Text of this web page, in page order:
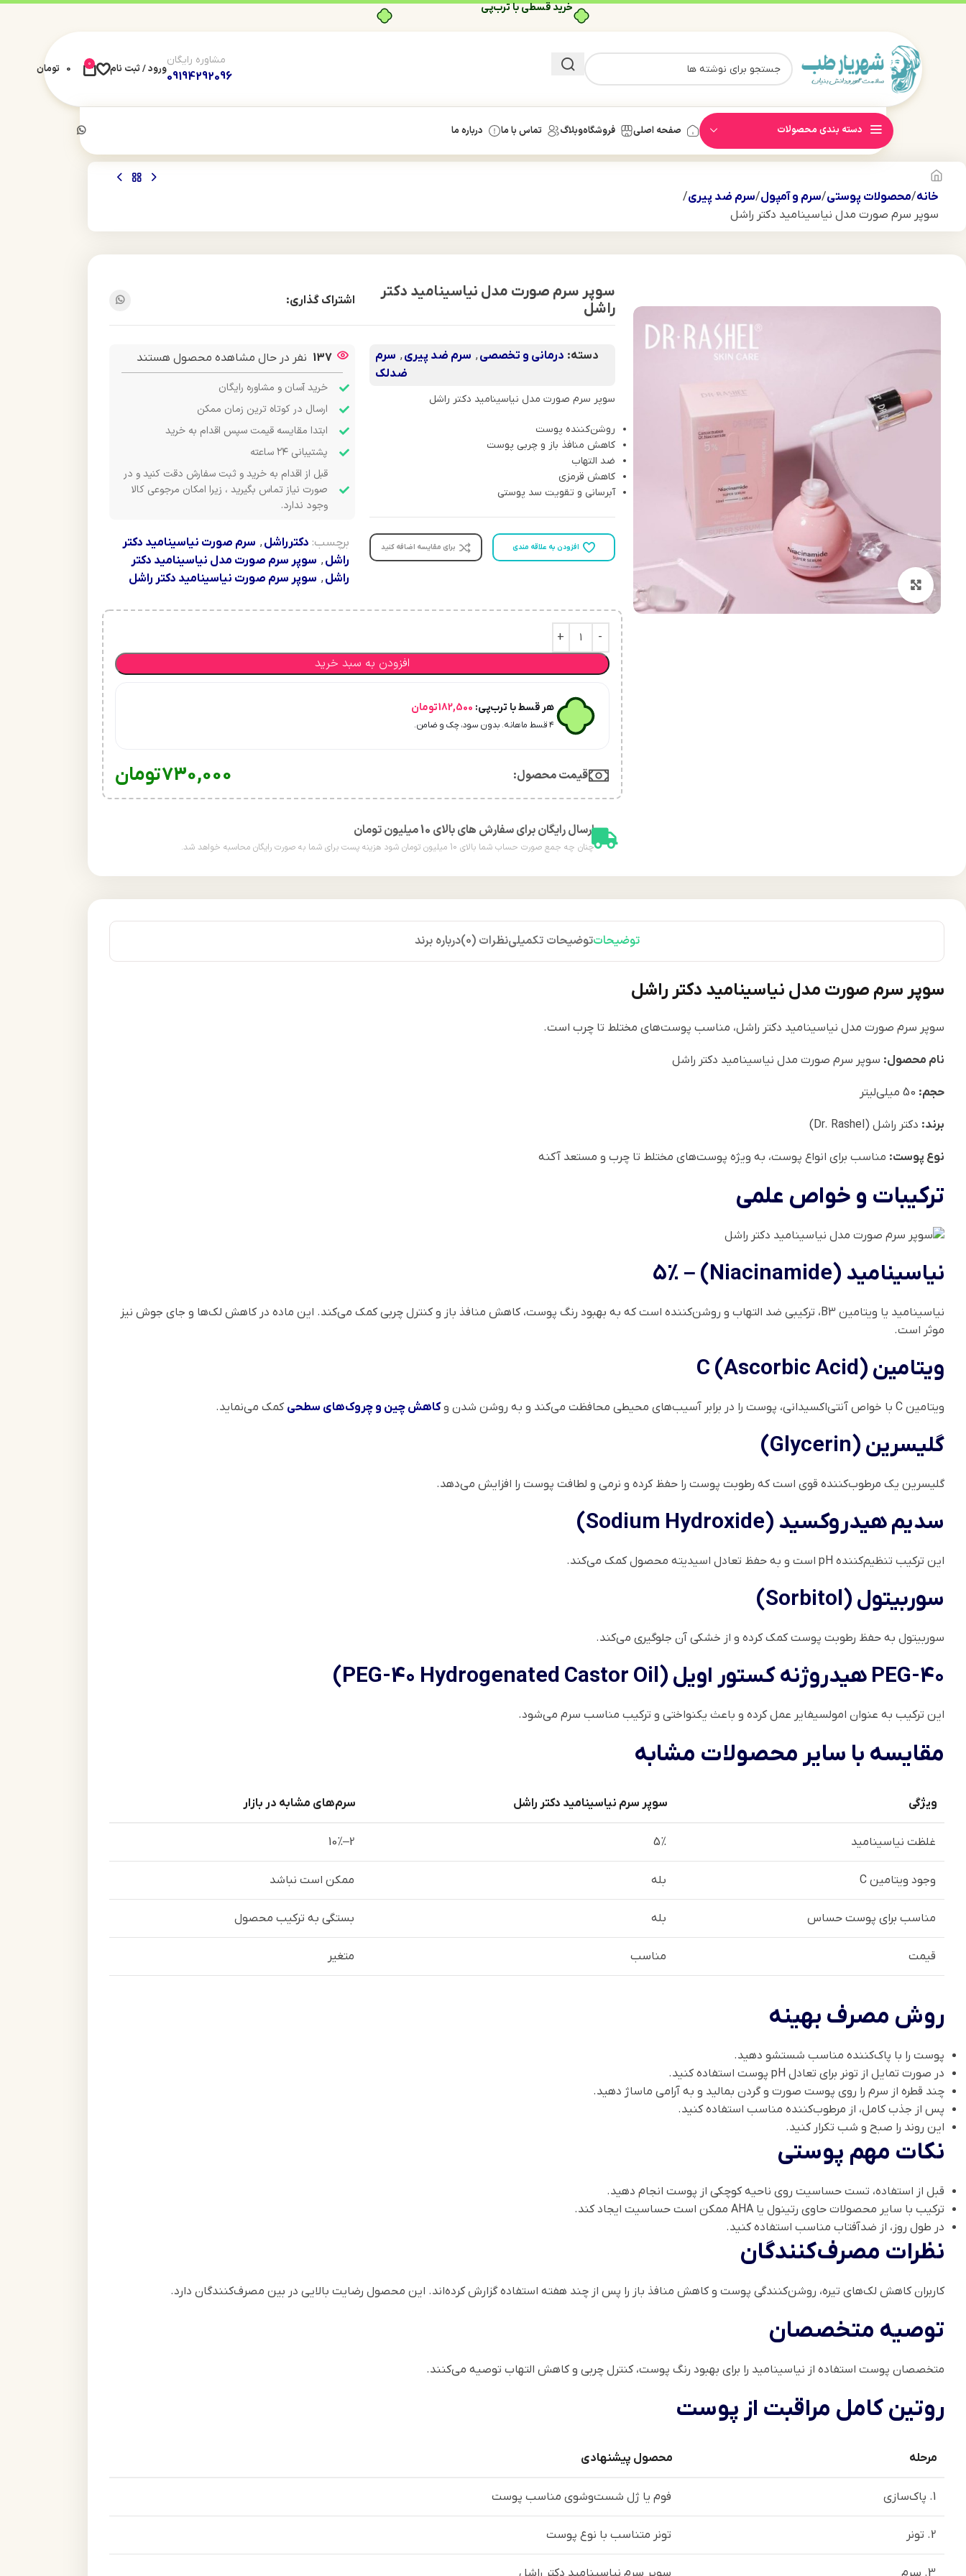
خرید قسطی با ترب‌پی
مشاوره رایگان
09194292096
ورود / ثبت نام 0
0 تومان
دسته بندی محصولات صفحه اصلی فروشگاهوبلاگ تماس با ما درباره ما
خانه محصولات پوستی سرم و آمپول سرم ضد پیری
سوپر سرم صورت مدل نیاسینامید دکتر راشل
بزرگنمایی تصویر
سوپر سرم صورت مدل نیاسینامید دکتر
راشل
اشتراک گذاری:
دسته: درمانی و تخصصی , سرم ضد پیری , سرم
ضدلک
سوپر سرم صورت مدل نیاسینامید دکتر راشل
روشن‌کننده پوست
کاهش منافذ باز و چربی پوست
ضد التهاب
کاهش قرمزی
آبرسانی و تقویت سد پوستی
افزودن به علاقه مندی برای مقایسه اضافه کنید
137 نفر در حال مشاهده محصول هستند
خرید آسان و مشاوره رایگان
ارسال در کوتاه ترین زمان ممکن
ابتدا مقایسه قیمت سپس اقدام به خرید
پشتیبانی ۲۴ ساعته
قبل از اقدام به خرید و ثبت سفارش دقت کنید و در
صورت نیاز تماس بگیرید ، زیرا امکان مرجوعی کالا
وجود ندارد.
برچسب: دکترراشل, سرم صورت نیاسینامید دکتر
راشل, سوپر سرم صورت مدل نیاسینامید دکتر
راشل, سوپر سرم صورت نیاسینامید دکتر راشل
افزودن به سبد خرید
هر قسط با ترب‌پی: 182,500تومان
۴ قسط ماهانه. بدون سود، چک و ضامن.
قیمت محصول:​ 730,000تومان
ارسال رایگان برای سفارش های بالای 10 میلیون تومان
چنان چه جمع صورت حساب شما بالای 10 میلیون تومان شود هزینه پست برای شما به صورت رایگان محاسبه خواهد شد.
توضیحاتتوضیحات تکمیلینظرات (0) درباره برند
سوپر سرم صورت مدل نیاسینامید دکتر راشل
سوپر سرم صورت مدل نیاسینامید دکتر راشل، مناسب پوست‌های مختلط تا چرب است.
نام محصول: سوپر سرم صورت مدل نیاسینامید دکتر راشل
حجم:
برند: دکتر راشل (Dr. Rashel)
نوع پوست: مناسب برای انواع پوست، به ویژه پوست‌های مختلط تا چرب و مستعد آکنه
ترکیبات و خواص علمی
نیاسینامید (Niacinamide) – 5%
نیاسینامید یا ویتامین B3، ترکیبی ضد التهاب و روشن‌کننده است که به بهبود رنگ پوست، کاهش منافذ باز و کنترل چربی کمک می‌کند. این ماده در کاهش لک‌ها و جای جوش نیز
موثر است.
ویتامین C (Ascorbic Acid)
ویتامین C با خواص آنتی‌اکسیدانی، پوست را در برابر آسیب‌های محیطی محافظت می‌کند و به روشن شدن و کاهش چین و چروک‌های سطحی کمک می‌نماید.
گلیسرین (Glycerin)
گلیسرین یک مرطوب‌کننده قوی است که رطوبت پوست را حفظ کرده و نرمی و لطافت پوست را افزایش می‌دهد.
سدیم هیدروکسید (Sodium Hydroxide)
این ترکیب تنظیم‌کننده pH است و به حفظ تعادل اسیدیته محصول کمک می‌کند.
سوربیتول (Sorbitol)
سوربیتول به حفظ رطوبت پوست کمک کرده و از خشکی آن جلوگیری می‌کند.
PEG-40 هیدروژنه کستور اویل (PEG-40 Hydrogenated Castor Oil)
این ترکیب به عنوان امولسیفایر عمل کرده و باعث یکنواختی و ترکیب مناسب سرم می‌شود.
مقایسه با سایر محصولات مشابه
ویژگی سوپر سرم نیاسینامید دکتر راشل سرم‌های مشابه در بازار
غلظت نیاسینامید 5%
2–10%
وجود ویتامین C بله ممکن است نباشد
مناسب برای پوست حساس بله بستگی به ترکیب محصول
قیمت مناسب متغیر
روش مصرف بهینه
پوست را با پاک‌کننده مناسب شستشو دهید.
در صورت تمایل از تونر برای تعادل pH پوست استفاده کنید.
چند قطره از سرم را روی پوست صورت و گردن بمالید و به آرامی ماساژ دهید.
پس از جذب کامل، از مرطوب‌کننده مناسب استفاده کنید.
این روند را صبح و شب تکرار کنید.
نکات مهم پوستی
قبل از استفاده، تست حساسیت روی ناحیه کوچکی از پوست انجام دهید.
ترکیب با سایر محصولات حاوی رتینول یا AHA ممکن است حساسیت ایجاد کند.
در طول روز، از ضدآفتاب مناسب استفاده کنید.
نظرات مصرف‌کنندگان
کاربران کاهش لک‌های تیره، روشن‌کنندگی پوست و کاهش منافذ باز را پس از چند هفته استفاده گزارش کرده‌اند. این محصول رضایت بالایی در بین مصرف‌کنندگان دارد.
توصیه متخصصان
متخصصان پوست استفاده از نیاسینامید را برای بهبود رنگ پوست، کنترل چربی و کاهش التهاب توصیه می‌کنند.
روتین کامل مراقبت از پوست
مرحله محصول پیشنهادی
1. پاک‌سازی فوم یا ژل شست‌وشوی مناسب پوست
2. تونر تونر متناسب با نوع پوست